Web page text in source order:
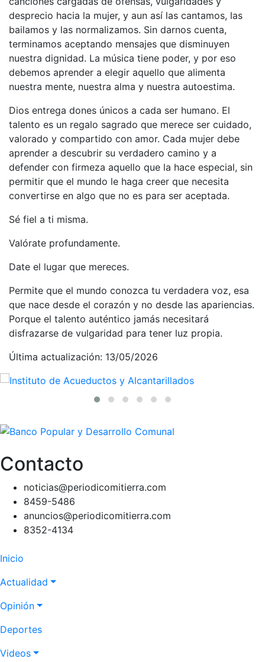
desprecio hacia la mujer, y aun así las cantamos, las
bailamos y las normalizamos. Sin darnos cuenta,
terminamos aceptando mensajes que disminuyen
nuestra dignidad. La música tiene poder, y por eso
debemos aprender a elegir aquello que alimenta
nuestra mente, nuestra alma y nuestra autoestima.
Dios entrega dones únicos a cada ser humano. El
talento es un regalo sagrado que merece ser cuidado,
valorado y compartido con amor. Cada mujer debe
aprender a descubrir su verdadero camino y a
defender con firmeza aquello que la hace especial, sin
permitir que el mundo le haga creer que necesita
convertirse en algo que no es para ser aceptada.
Sé fiel a ti misma.
Valórate profundamente.
Date el lugar que mereces.
Permite que el mundo conozca tu verdadera voz, esa
que nace desde el corazón y no desde las apariencias.
Porque el talento auténtico jamás necesitará
disfrazarse de vulgaridad para tener luz propia.
Última actualización: 13/05/2026
Contacto
noticias@periodicomitierra.com
8459-5486
anuncios@periodicomitierra.com
8352-4134
Navegación
principal
Inicio
Actualidad
Opinión
Deportes
Videos